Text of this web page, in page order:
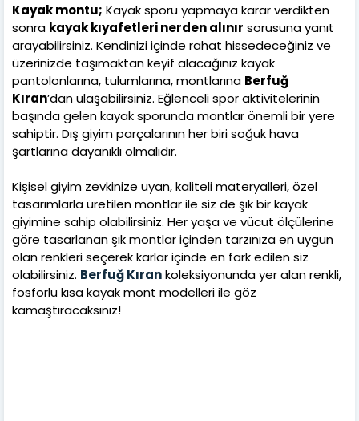
Kayak montu; Kayak sporu yapmaya karar verdikten
sonra kayak kıyafetleri nerden alınır sorusuna yanıt
arayabilirsiniz. Kendinizi içinde rahat hissedeceğiniz ve
üzerinizde taşımaktan keyif alacağınız kayak
pantolonlarına, tulumlarına, montlarına Berfuğ
Kıran’dan ulaşabilirsiniz. Eğlenceli spor aktivitelerinin
başında gelen kayak sporunda montlar önemli bir yere
sahiptir. Dış giyim parçalarının her biri soğuk hava
şartlarına dayanıklı olmalıdır.
Kişisel giyim zevkinize uyan, kaliteli materyalleri, özel
tasarımlarla üretilen montlar ile siz de şık bir kayak
giyimine sahip olabilirsiniz. Her yaşa ve vücut ölçülerine
göre tasarlanan şık montlar içinden tarzınıza en uygun
olan renkleri seçerek karlar içinde en fark edilen siz
olabilirsiniz. Berfuğ Kırankoleksiyonunda yer alan renkli,
fosforlu kısa kayak mont modelleri ile göz
kamaştıracaksınız!